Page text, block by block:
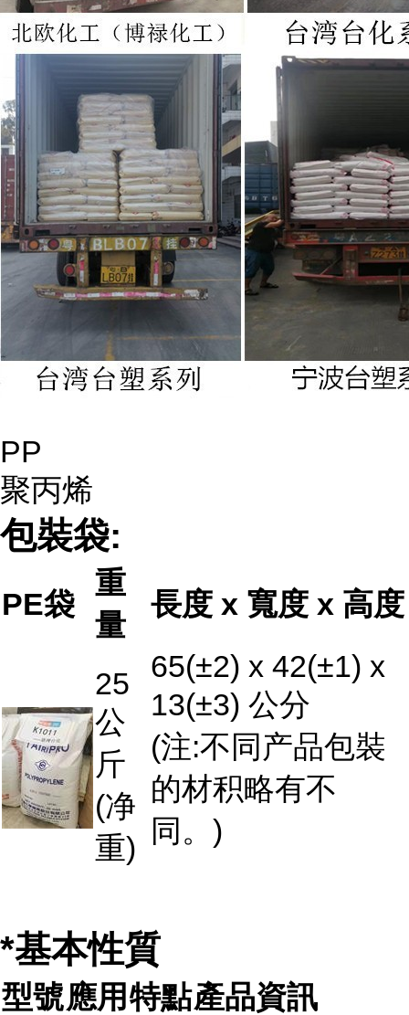
PP
聚丙烯
包裝袋:
PE袋
重
量
長度 x 寬度 x 高度
25
公
斤
(净
重)
65(±2) x 42(±1) x
13(±3) 公分
(注:不同产品包裝
的材积略有不
同。)
*基本性質
型號應用 特點產品資訊